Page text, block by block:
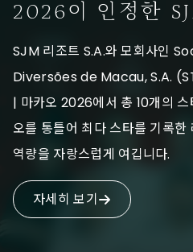
2026이 인정한
SJM 리조트 S.A.와 모회사인
Diversões de Macau, S.A.
| 마카오 2026에서 총 10개의
오를 통틀어 최다 스타를 기록한
역량을 자랑스럽게 여깁니다.
자세히 보기